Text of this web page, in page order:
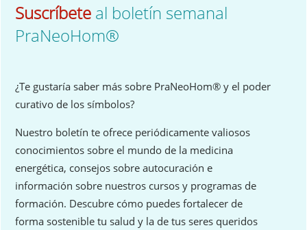
Suscríbete al boletín semanal
PraNeoHom®
¿Te gustaría saber más sobre PraNeoHom® y el poder
curativo de los símbolos?
Nuestro boletín te ofrece periódicamente valiosos
conocimientos sobre el mundo de la medicina
energética, consejos sobre autocuración e
información sobre nuestros cursos y programas de
formación. Descubre cómo puedes fortalecer de
forma sostenible tu salud y la de tus seres queridos